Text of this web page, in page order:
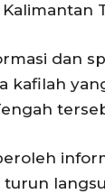
dan
kafilah